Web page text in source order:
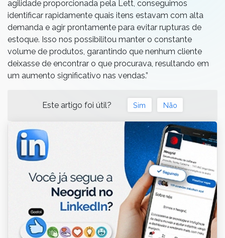
agilidade proporcionada pela Lett, conseguimos
identificar rapidamente quais itens estavam com alta
demanda e agir prontamente para evitar rupturas de
estoque. Isso nos possibilitou manter o constante
volume de produtos, garantindo que nenhum cliente
deixasse de encontrar o que procurava, resultando em
um aumento significativo nas vendas.”
Este artigo foi útil? Sim Não